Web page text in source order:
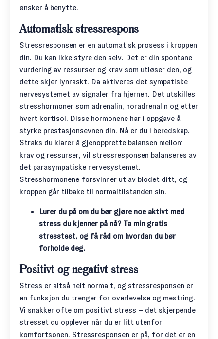
ønsker å benytte.
Automatisk stressrespons
Stressresponsen er en automatisk prosess i kroppen
din. Du kan ikke styre den selv. Det er din spontane
vurdering av ressurser og krav som utløser den, og
dette skjer lynraskt. Da aktiveres det sympatiske
nervesystemet av signaler fra hjernen. Det utskilles
stresshormoner som adrenalin, noradrenalin og etter
hvert kortisol. Disse hormonene har i oppgave å
styrke prestasjonsevnen din. Nå er du i beredskap.
Straks du klarer å gjenopprette balansen mellom
krav og ressurser, vil stressresponsen balanseres av
det parasympatiske nervesystemet.
Stresshormonene forsvinner ut av blodet ditt, og
kroppen går tilbake til normaltilstanden sin.
Lurer du på om du bør gjøre noe aktivt med
stress du kjenner på nå? Ta min gratis
stresstest, og få råd om hvordan du bør
forholde deg.
Positivt og negativt stress
Stress er altså helt normalt, og stressresponsen er
en funksjon du trenger for overlevelse og mestring.
Vi snakker ofte om positivt stress – det skjerpende
stresset du opplever når du er litt utenfor
komfortsonen. Stressresponsen er på, for det er en